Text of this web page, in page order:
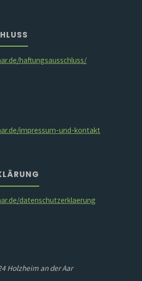
haftungsausschluss/
impressum-und-kontakt
datenschutzerklaerung
Holzheim an der Aar